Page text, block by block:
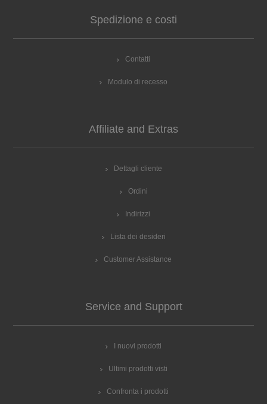
Spedizione e costi
Contatti
Modulo di recesso
Affiliate and Extras
Dettagli cliente
Ordini
Indirizzi
Lista dei desideri
Customer Assistance
Service and Support
I nuovi prodotti
Ultimi prodotti visti
Confronta i prodotti